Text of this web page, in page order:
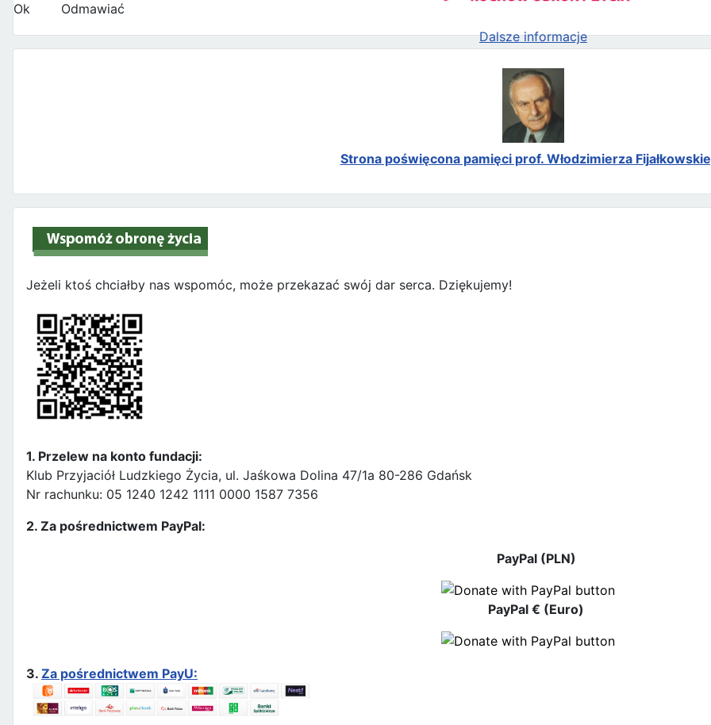
Strona poświęcona pamięci prof. Włodzimierza
Jeżeli ktoś chciałby nas wspomóc, może przekazać swój dar serca. Dziękujemy!
1. Przelew na konto fundacji:
Klub Przyjaciół Ludzkiego Życia, ul. Jaśkowa Dolina 47/1a 80-286 Gdańsk
Nr rachunku: 05 1240 1242 1111 0000 1587 7356
2. Za pośrednictwem PayPal:
PayPal (PLN)
PayPal € (Euro)
3. Za pośrednictwem PayU:
Ok
Odmawiać
Dalsze informacje